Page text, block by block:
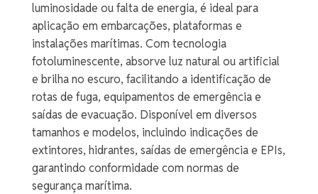
luminosidade ou falta de energia, é ideal para
aplicação em embarcações, plataformas e
instalações marítimas. Com tecnologia
fotoluminescente, absorve luz natural ou artificial
e brilha no escuro, facilitando a identificação de
rotas de fuga, equipamentos de emergência e
saídas de evacuação. Disponível em diversos
tamanhos e modelos, incluindo indicações de
extintores, hidrantes, saídas de emergência e EPIs,
garantindo conformidade com normas de
segurança marítima.